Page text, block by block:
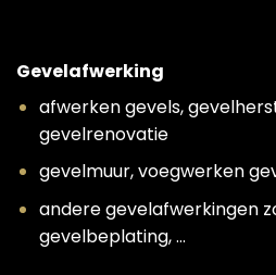
Gevelafwerking
afwerken gevels,
gevelrenovatie
gevelmuur, voegwerken
andere gevelafwerkingen
gevelbeplating, …